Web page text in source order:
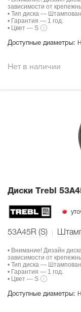
зависимости от
• Тип диска —
• Гарантия — 1 год.
• Цвет — S
Доступные диаметры:
Нет в наличии
Диски Тrebl
53A45R (S)
• Внимание! Дизайн
зависимости от
• Тип диска —
• Гарантия — 1 год.
• Цвет — S
Доступные диаметры: